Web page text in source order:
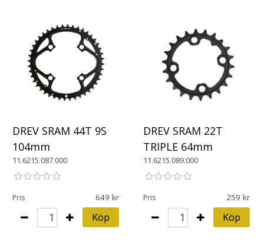
DREV SRAM 44T 9S
104mm
11.6215.087.000
Pris 649
Köp
DREV SRAM 22T
TRIPLE 64mm
11.6215.089.000
Pris 259
Köp